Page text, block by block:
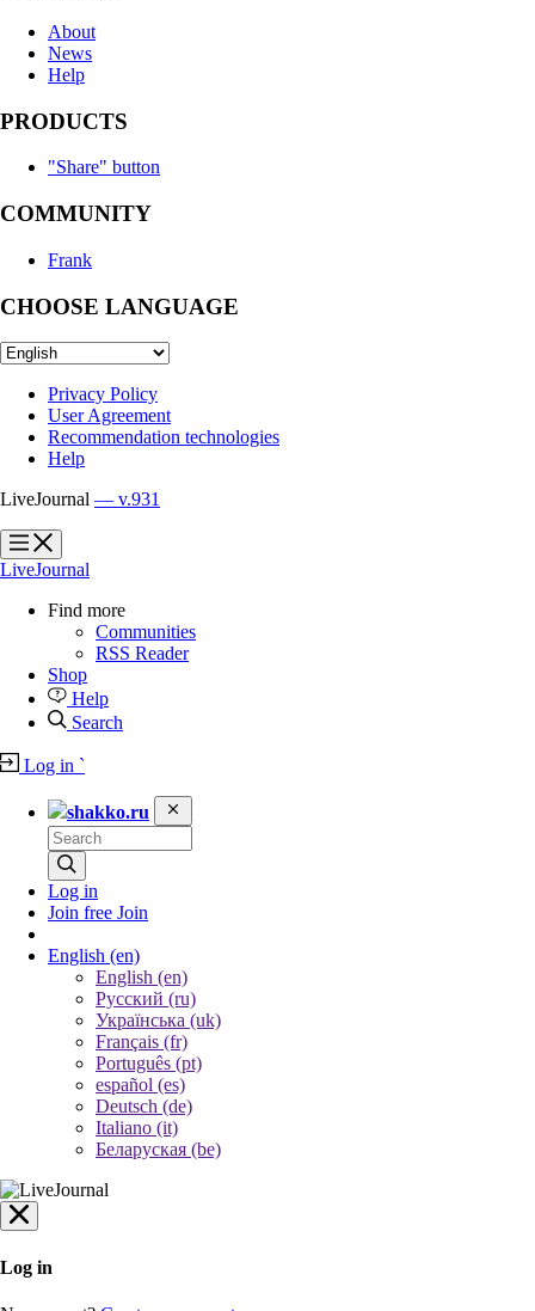
About
News
Help
PRODUCTS
"Share" button
COMMUNITY
Frank
CHOOSE LANGUAGE
Privacy Policy
User Agreement
Recommendation technologies
Help
LiveJournal — v.931
?
?
LiveJournal
Find more
Communities
RSS Reader
Shop
Help
Search
Log in `
shakko.ru
Log in
Join free Join
English (en)
English (en)
Русский (ru)
Українська (uk)
Français (fr)
Português (pt)
español (es)
Deutsch (de)
Italiano (it)
Беларуская (be)
Log in